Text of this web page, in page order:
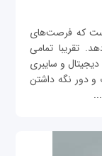
که فرصت‌های
تقریبا تمامی
و سایبری
دور نگه داشتن